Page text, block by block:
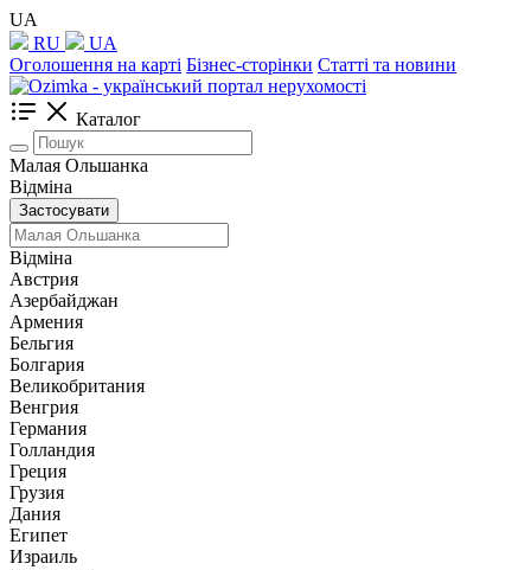
UA
RU
UA
Оголошення на карті Бізнес-сторінки Статті та новини
Каталог
Малая Ольшанка
Відміна
Застосувати
Відміна
Австрия
Азербайджан
Армения
Бельгия
Болгария
Великобритания
Венгрия
Германия
Голландия
Греция
Грузия
Дания
Египет
Израиль